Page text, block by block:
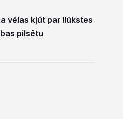
vēlas kļūt par Ilūkstes
pilsētu